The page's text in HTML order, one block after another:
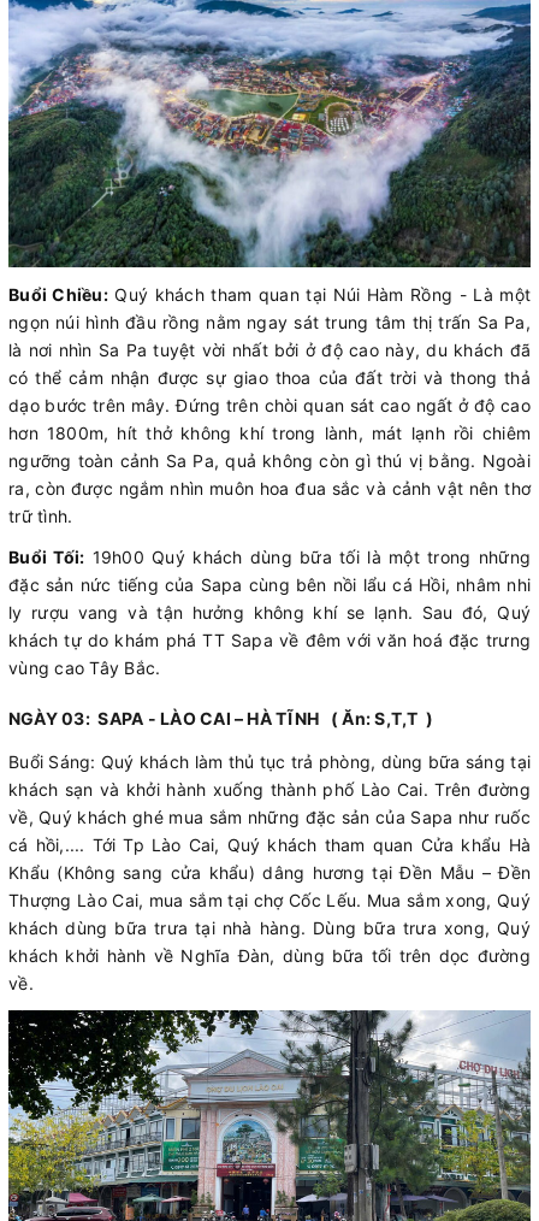
Buổi Chiều:Quý khách tham quan tại Núi Hàm Rồng - Là một
ngọn núi hình đầu rồng nằm ngay sát trung tâm thị trấn Sa Pa,
là nơi nhìn Sa Pa tuyệt vời nhất bởi ở độ cao này, du khách đã
có thể cảm nhận được sự giao thoa của đất trời và thong thả
dạo bước trên mây. Đứng trên chòi quan sát cao ngất ở độ cao
hơn 1800m, hít thở không khí trong lành, mát lạnh rồi chiêm
ngưỡng toàn cảnh Sa Pa, quả không còn gì thú vị bằng. Ngoài
ra, còn được ngắm nhìn muôn hoa đua sắc và cảnh vật nên thơ
trữ tình.
Buổi Tối: 19h00 Quý khách dùng bữa tối là một trong những
đặc sản nức tiếng của Sapa cùng bên nồi lẩu cá Hồi, nhâm nhi
ly rượu vang và tận hưởng không khí se lạnh. Sau đó, Quý
khách tự do khám phá TT Sapa về đêm với văn hoá đặc trưng
vùng cao Tây Bắc.
NGÀY 03: SAPA - LÀO CAI – HÀ TĨNH ( Ăn: S,T,T )
Buổi Sáng: Quý khách làm thủ tục trả phòng, dùng bữa sáng tại
khách sạn và khởi hành xuống thành phố Lào Cai. Trên đường
về, Quý khách ghé mua sắm những đặc sản của Sapa như ruốc
cá hồi,.... Tới Tp Lào Cai, Quý khách tham quan Cửa khẩu Hà
Khẩu (Không sang cửa khẩu) dâng hương tại Đền Mẫu – Đền
Thượng Lào Cai, mua sắm tại chợ Cốc Lếu. Mua sắm xong, Quý
khách dùng bữa trưa tại nhà hàng. Dùng bữa trưa xong, Quý
khách khởi hành về Nghĩa Đàn, dùng bữa tối trên dọc đường
về.